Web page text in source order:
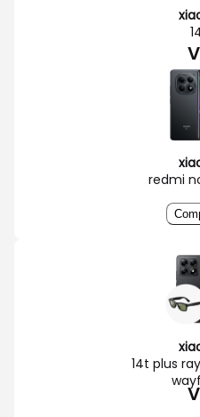
redmi
14t plus